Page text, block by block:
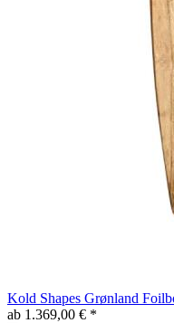
Kold Shapes Grønland
ab 1.369,00 € *